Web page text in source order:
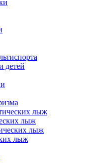
детей
лыж
лыж
лыж
лыж